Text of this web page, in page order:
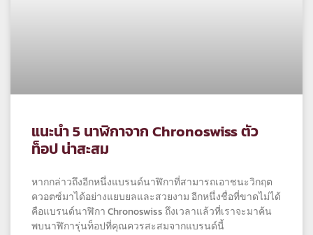
แนะนำ 5 นาฬิกาจาก Chronoswiss ตัว
ท็อป น่าสะสม
หากกล่าวถึงอีกหนึ่งแบรนด์นาฬิกาที่สามารถเอาชนะวิกฤต
ควอตซ์มาได้อย่างแยบยลและสวยงาม อีกหนึ่งชื่อที่ขาดไม่ได้
คือแบรนด์นาฬิกา Chronoswiss ถึงเวลาแล้วที่เราจะมาค้น
พบนาฬิการุ่นท็อปที่คุณควรสะสมจากแบรนด์นี้